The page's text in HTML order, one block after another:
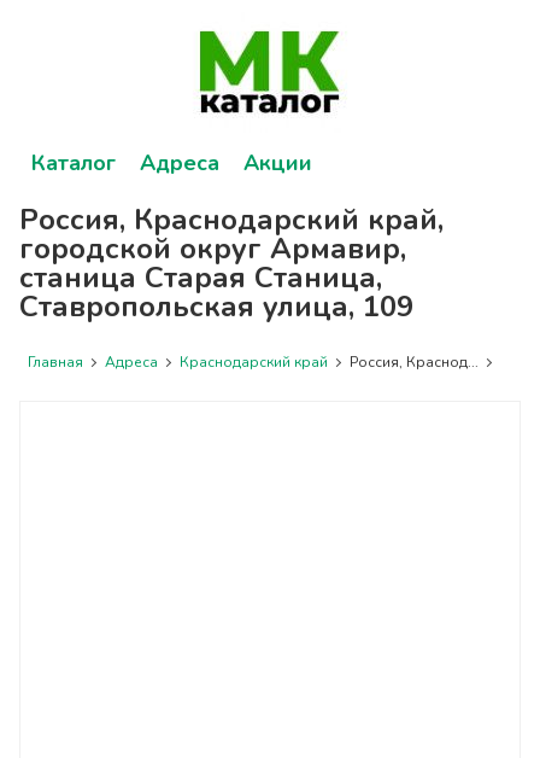
Каталог Адреса Акции
Россия, Краснодарский край,
городской округ Армавир,
станица Старая Станица,
Ставропольская улица, 109
Главная Адреса Краснодарский край Россия, Краснод...